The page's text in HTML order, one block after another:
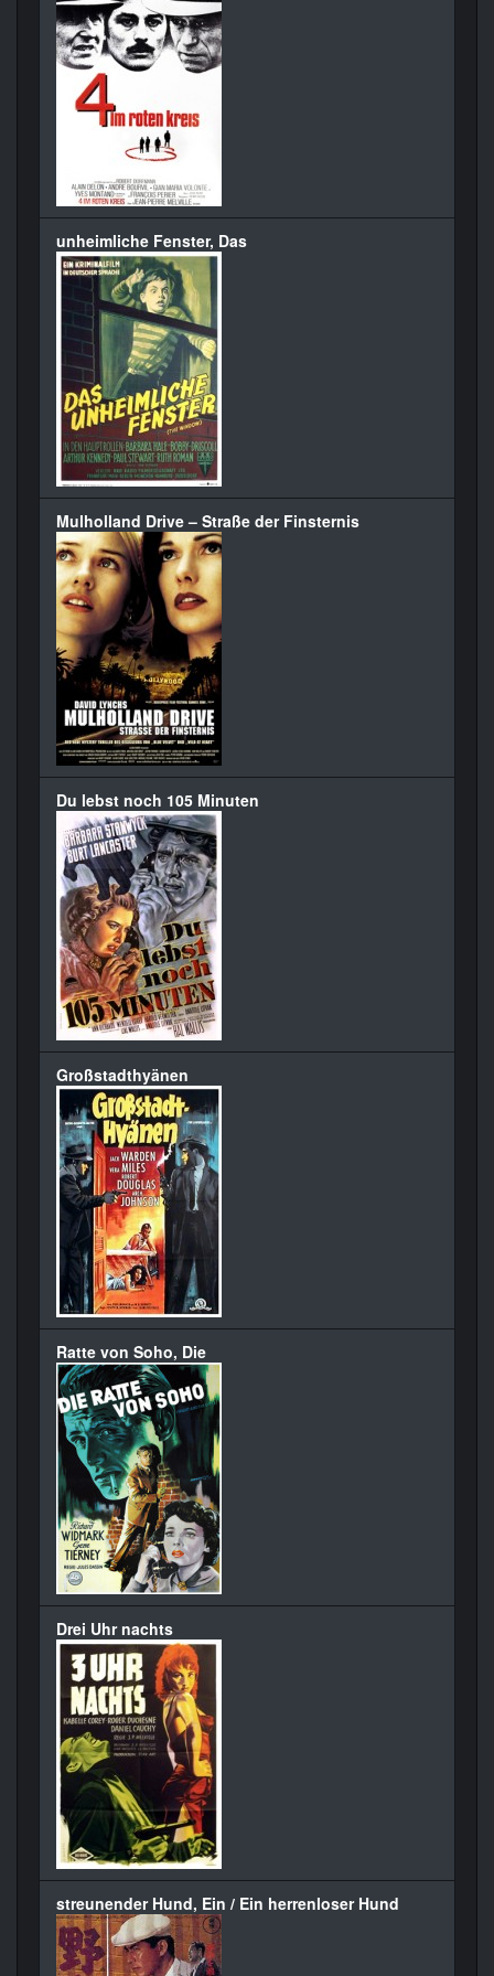
unheimliche Fenster, Das
Mulholland Drive – Straße der Finsternis
Du lebst noch 105 Minuten
Großstadthyänen
Ratte von Soho, Die
Drei Uhr nachts
streunender Hund, Ein / Ein herrenloser Hund